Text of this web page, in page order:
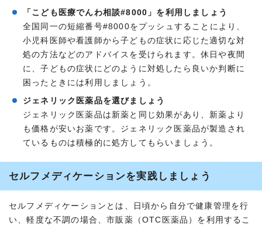
「こども医療でんわ相談#8000」を利用しましょう
全国同一の短縮番号#8000をプッシュすることにより、
小児科医師や看護師から子どもの症状に応じた適切な対
処の方法などのアドバイスを受けられます。休日や夜間
に、子どもの症状にどのように対処したら良いか判断に
困ったときには利用しましょう。
ジェネリック医薬品を選びましょう
ジェネリック医薬品は新薬と同じ効果があり、新薬より
も価格が安いお薬です。ジェネリック医薬品が製造され
ているものは積極的に処方してもらいましょう。
セルフメディケーションを実践しましょう
セルフメディケーションとは、日頃から自分で健康管理を行
い、軽度な不調の場合、市販薬（OTC医薬品）を利用するこ